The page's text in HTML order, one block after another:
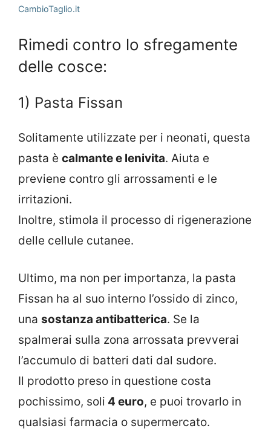
CambioTaglio.it
Rimedi contro lo sfregamente
delle cosce:
1) Pasta Fissan
Solitamente utilizzate per i neonati, questa
pasta è calmante e lenivita. Aiuta e
previene contro gli arrossamenti e le
irritazioni.
Inoltre, stimola il processo di rigenerazione
delle cellule cutanee.
Ultimo, ma non per importanza, la pasta
Fissan ha al suo interno l’ossido di zinco,
una sostanza antibatterica. Se la
spalmerai sulla zona arrossata prevverai
l’accumulo di batteri dati dal sudore.
Il prodotto preso in questione costa
pochissimo, soli 4 euro, e puoi trovarlo in
qualsiasi farmacia o supermercato.